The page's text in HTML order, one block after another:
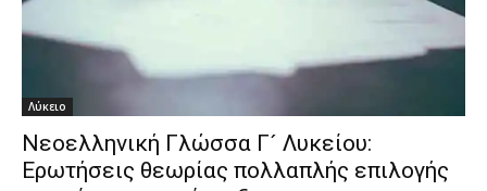
Λύκειο
Νεοελληνική Γλώσσα Γ´ Λυκείου:
Ερωτήσεις θεωρίας πολλαπλής επιλογής